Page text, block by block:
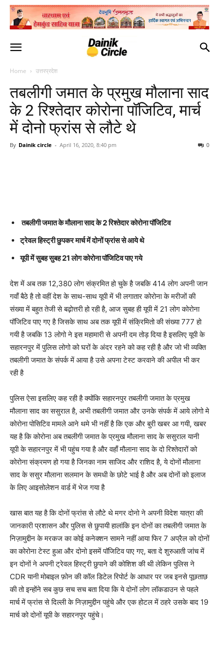
Home उत्तरप्रदेश
तबलीगी जमात के प्रमुख मौलाना साद
के 2 रिश्तेदार कोरोना पॉजिटिव, मार्च
में दोनो फ्रांस से लौटे थे
By Dainik circle - April 16, 2020, 8:40 pm 0
तबलीगी जमात के मौलाना साद के 2 रिश्तेदार कोरोना पॉजिटिव
ट्रेवल हिस्ट्री छुपकर मार्च में दोनों फ्रांस से आये थे
यूपी में सुबह सुबह 21 लोग कोरोना पॉजिटिव पाए गये
देश में अब तक 12,380 लोग संक्रमित हो चुके है जबकि 414 लोग अपनी जान
गवाँ बैठे है तो वहीं देश के साथ-साथ यूपी में भी लगातार कोरोना के मरीजों की
संख्या में बहुत तेजी से बढ़ोत्तरी हो रही है, आज सुबह ही यूपी में 21 लोग कोरोना
पॉजिटिव पाए गए है जिसके साथ अब तक यूपी में संक्रिमितो की संख्या 777 हो
गयी है जबकि 13 लोगो ने इस महामारी से अपनी दम तोड़ दिया है इसलिए यूपी के
सहारनपुर में पुलिस लोगो को घरों के अंदर रहने को कह रही है और जो भी व्यक्ति
तबलीगी जमात के संपर्क में आया है उसे अपना टेस्ट करवाने की अपील भी कर
रही है
पुलिस ऐसा इसलिए कह रही है क्योंकि सहारनपुर तबलीगी जमात के प्रमुख
मौलाना साद का ससुराल है, अभी तबलीगी जमात और उनके संपर्क में आये लोगो मे
कोरोना पोसिटिव मामले आने थमे भी नहीं है कि एक और बुरी खबर आ गयी, खबर
यह है कि कोरोना अब तबलीगी जमात के प्रमुख मौलाना साद के ससुराल यानी
यूपी के सहारनपुर में भी पहुंच गया है और वहाँ मौलाना साद के दो रिश्तेदारों को
कोरोना संक्रमण हो गया है जिनका नाम साजिद और राशिद है, ये दोनों मौलाना
साद के ससुर मौलाना सलमान के समधी के छोटे भाई है और अब दोनों को इलाज
के लिए आइसोलेशन वार्ड में भेज गया है
खास बात यह है कि दोनों फ्रांस से लौटे थे मगर दोनो ने अपनी विदेश यात्रा की
जानकारी प्रशासन और पुलिस से छुपायी हालांकि इन दोनों का तबलीगी जमात के
निज़ामुद्दीन के मरकज का कोई कनेक्शन सामने नहीं आया फिर 7 अप्रैल को दोनों
का कोरोना टेस्ट हुआ और दोनो इसमें पॉजिटिव पाए गए, बता दे शुरुआती जांच में
इन दोनों ने अपनी ट्रेवल हिस्ट्री छुपाने की कोशिश की थी लेकिन पुलिस ने
CDR यानी मोबाइल फ़ोन की कॉल डिटेल रिपोर्ट के आधार पर जब इनसे पूछताछ
की तो इन्होंने सब कुछ सच सच बता दिया कि ये दोनों लोग लॉकडाउन से पहले
मार्च में फ्रांस से दिल्ली के निज़ामुद्दीन पहुंचे और एक होटल में ठहरे उसके बाद 19
मार्च को दोनों यूपी के सहारनपुर पहुंचे।